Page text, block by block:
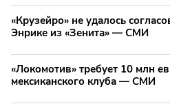
«Крузейро» не удалось
Энрике из «Зенита» — СМИ
«Локомотив» требует 10 млн
мексиканского клуба — СМИ